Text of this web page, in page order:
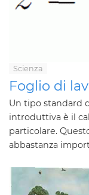
Scienza
Foglio di
Un tipo standard
introduttiva è il
particolare.
abbastanza